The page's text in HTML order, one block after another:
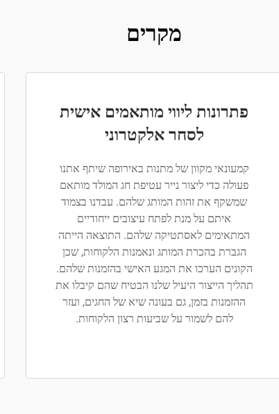
מקרים
פתרונות ליווי מותאמים אישית
לסחר אלקטרוני
קמעונאי מקוון של מתנות באירופה שיתף אתנו
פעולה כדי ליצור נייר עטיפת חג המולד מותאם
שמשקף את זהות המותג שלהם. עבדנו בצמוד
איתם על מנת לפתח עיצובים ייחודיים
המתאימים לאסתטיקה שלהם. התוצאה הייתה
הגברת בהכרת המותג ונאמנות הלקוחות, שכן
הקונים הערכו את המגע האישי בהזמנות שלהם.
תהליך הייצור היעיל שלנו הבטיח שהם קיבלו את
ההזמנות בזמן, גם בעונה שיא של החגים, ועזר
להם לשמור על שביעות רצון הלקוחות.